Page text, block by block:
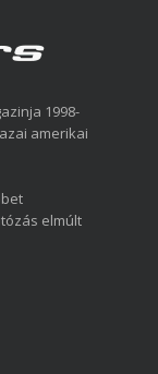
1998-
amerikai
elmúlt